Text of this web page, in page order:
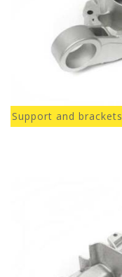
Support and brackets